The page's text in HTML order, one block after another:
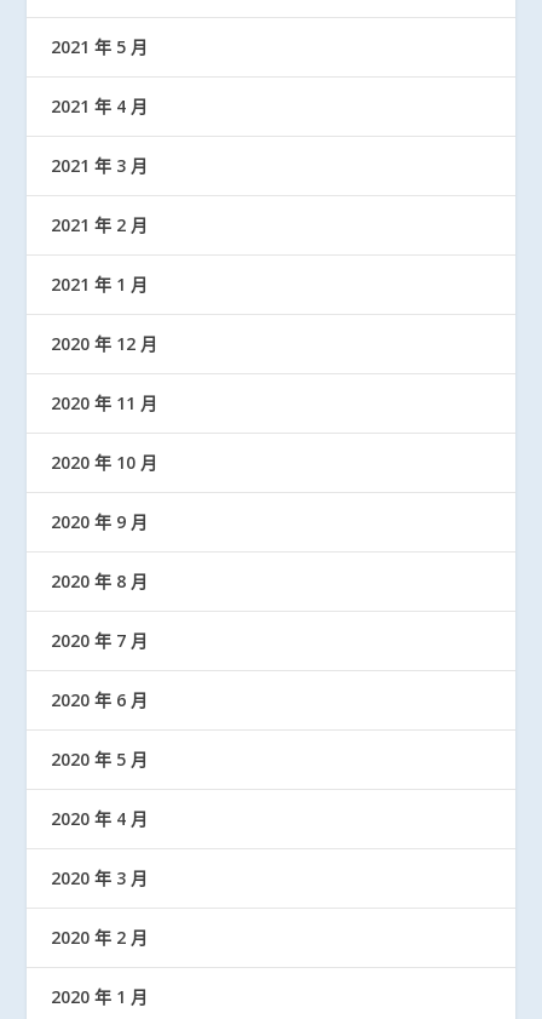
2021 年 5 月
2021 年 4 月
2021 年 3 月
2021 年 2 月
2021 年 1 月
2020 年 12 月
2020 年 11 月
2020 年 10 月
2020 年 9 月
2020 年 8 月
2020 年 7 月
2020 年 6 月
2020 年 5 月
2020 年 4 月
2020 年 3 月
2020 年 2 月
2020 年 1 月